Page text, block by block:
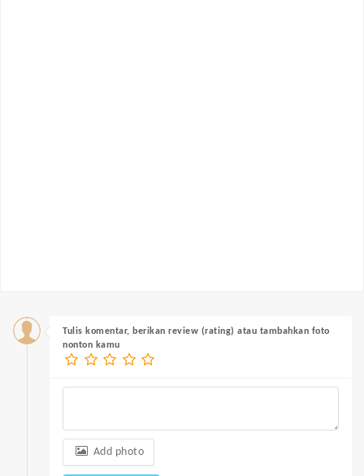
Tulis komentar, berikan review (rating) atau tambahkan foto
nonton kamu
Add photo